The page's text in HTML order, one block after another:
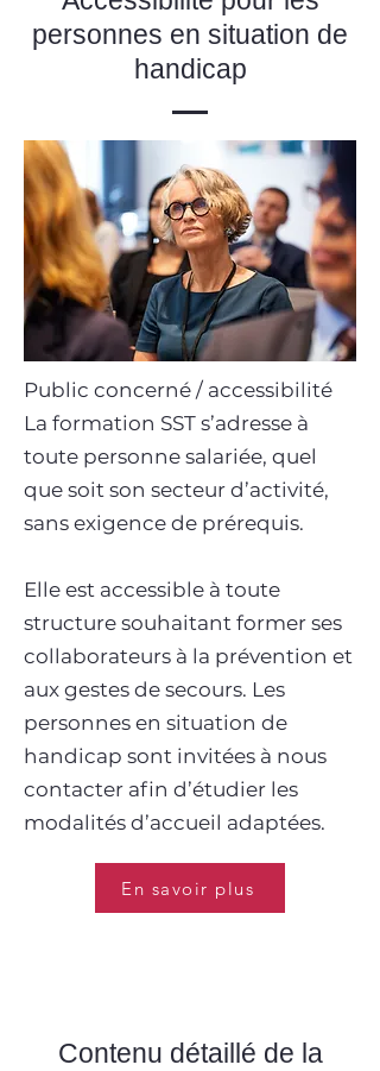
personnes en situation de
handicap
Public concerné / accessibilité
La formation SST s’adresse à
toute personne salariée, quel
que soit son secteur d’activité,
sans exigence de prérequis.
Elle est accessible à toute
structure souhaitant former ses
collaborateurs à la prévention et
aux gestes de secours. Les
personnes en situation de
handicap sont invitées à nous
contacter afin d’étudier les
modalités d’accueil adaptées.
En savoir plus
Contenu détaillé de la